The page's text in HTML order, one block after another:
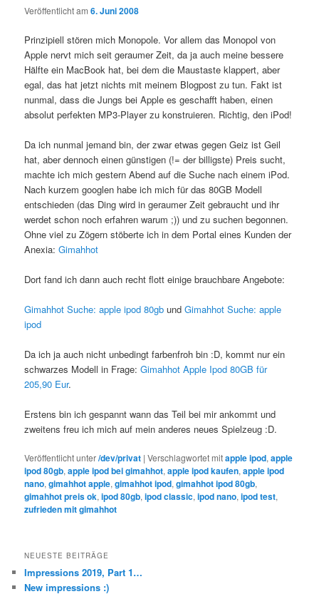
Veröffentlicht am6. Juni 2008
Prinzipiell stören mich Monopole. Vor allem das Monopol von
Apple nervt mich seit geraumer Zeit, da ja auch meine bessere
Hälfte ein MacBook hat, bei dem die Maustaste klappert, aber
egal, das hat jetzt nichts mit meinem Blogpost zu tun. Fakt ist
nunmal, dass die Jungs bei Apple es geschafft haben, einen
absolut perfekten MP3-Player zu konstruieren. Richtig, den iPod!
Da ich nunmal jemand bin, der zwar etwas gegen Geiz ist Geil
hat, aber dennoch einen günstigen (!= der billigste) Preis sucht,
machte ich mich gestern Abend auf die Suche nach einem iPod.
Nach kurzem googlen habe ich mich für das 80GB Modell
entschieden (das Ding wird in geraumer Zeit gebraucht und ihr
werdet schon noch erfahren warum ;)) und zu suchen begonnen.
Ohne viel zu Zögern stöberte ich in dem Portal eines Kunden der
Anexia:Gimahhot
Dort fand ich dann auch recht flott einige brauchbare Angebote:
Gimahhot Suche: apple ipod 80gb undGimahhot Suche: apple
ipod
Da ich ja auch nicht unbedingt farbenfroh bin :D, kommt nur ein
schwarzes Modell in Frage:Gimahhot Apple Ipod 80GB für
205,90 Eur.
Erstens bin ich gespannt wann das Teil bei mir ankommt und
zweitens freu ich mich auf mein anderes neues Spielzeug :D.
Veröffentlicht unter/dev/privat |Verschlagwortet mitapple ipod,apple
ipod 80gb,apple ipod bei gimahhot,apple ipod kaufen,apple ipod
nano,gimahhot apple,gimahhot ipod,gimahhot ipod 80gb,
gimahhot preis ok,ipod 80gb,ipod classic,ipod nano,ipod test,
zufrieden mit gimahhot
NEUESTE BEITRÄGE
Impressions 2019, Part 1…
New impressions :)